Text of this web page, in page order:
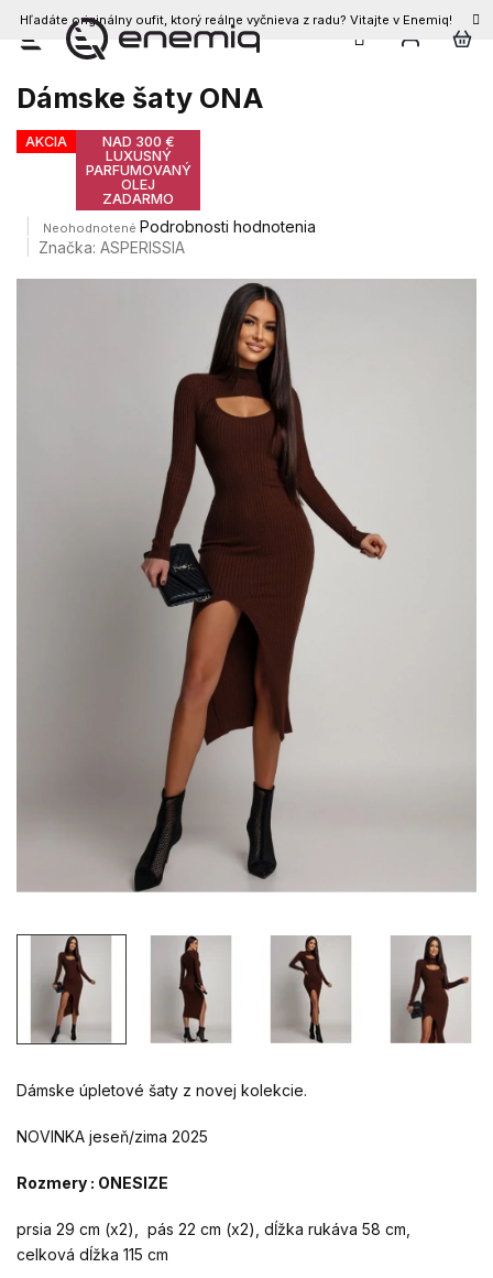
Prejsť
obsah
Hľadáte originálny oufit, ktorý reálne vyčnieva z radu? Vitajte v Enemiq!
Dámske šaty ONA
AKCIA
NAD 300 €
LUXUSNÝ
PARFUMOVANÝ
OLEJ
ZADARMO
Priemerné
hodnotenie
Neohodnotené Podrobnosti hodnotenia
Značka:ASPERISSIA
Dámske úpletové šaty z novej kolekcie.
NOVINKA jeseň/zima 2025
Rozmery : ONESIZE
prsia 29 cm (x2), pás 22 cm (x2), dĺžka rukáva 58 cm,
celková dĺžka 115 cm